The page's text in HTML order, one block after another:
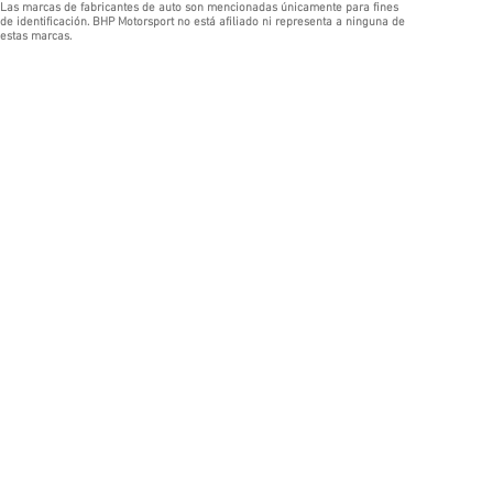
Las marcas de fabricantes de auto son mencionadas únicamente para fines
de identificación. BHP Motorsport no está afiliado ni representa a ninguna de
estas marcas.